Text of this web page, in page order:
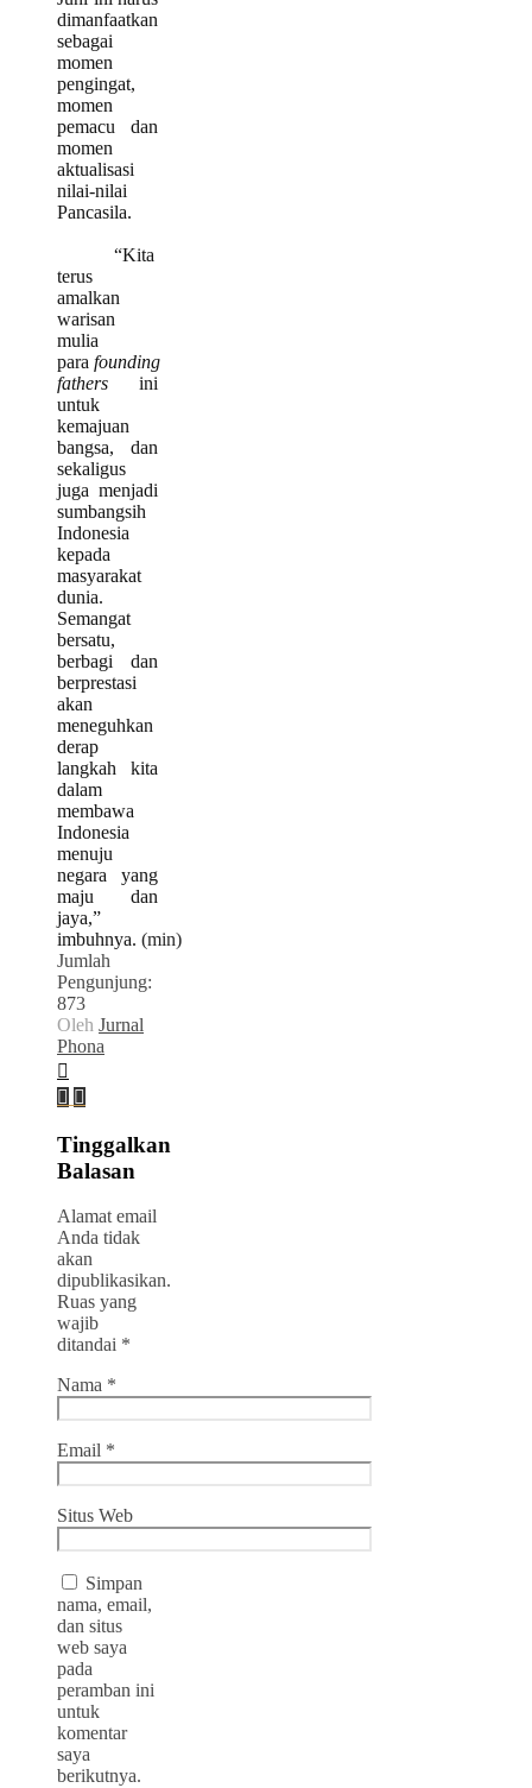
dimanfaatkan
sebagai
momen
pengingat,
momen
pemacu dan
momen
aktualisasi
nilai-nilai
Pancasila.
“Kita
terus
amalkan
warisan
mulia
para founding
fathers ini
untuk
kemajuan
bangsa, dan
sekaligus
juga menjadi
sumbangsih
Indonesia
kepada
masyarakat
dunia.
Semangat
bersatu,
berbagi dan
berprestasi
akan
meneguhkan
derap
langkah kita
dalam
membawa
Indonesia
menuju
negara yang
maju dan
jaya,”
imbuhnya. (min)
Jumlah
Pengunjung:
873
Oleh Jurnal
Phona
Tinggalkan
Balasan
Alamat email
Anda tidak
akan
dipublikasikan.
Ruas yang
wajib
ditandai *
Nama *
Email *
Situs Web
Simpan
nama, email,
dan situs
web saya
pada
peramban ini
untuk
komentar
saya
berikutnya.